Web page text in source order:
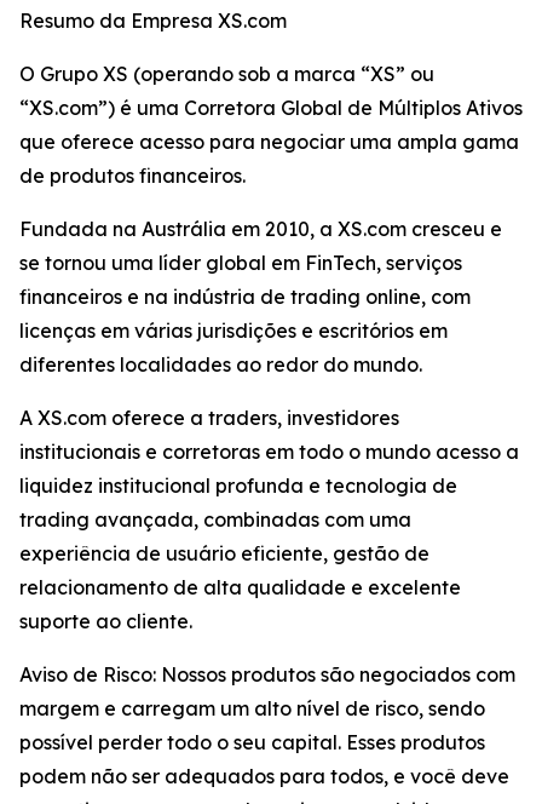
Resumo da Empresa XS.com
O Grupo XS (operando sob a marca “XS” ou
“XS.com”) é uma Corretora Global de Múltiplos Ativos
que oferece acesso para negociar uma ampla gama
de produtos financeiros.
Fundada na Austrália em 2010, a XS.com cresceu e
se tornou uma líder global em FinTech, serviços
financeiros e na indústria de trading online, com
licenças em várias jurisdições e escritórios em
diferentes localidades ao redor do mundo.
A XS.com oferece a traders, investidores
institucionais e corretoras em todo o mundo acesso a
liquidez institucional profunda e tecnologia de
trading avançada, combinadas com uma
experiência de usuário eficiente, gestão de
relacionamento de alta qualidade e excelente
suporte ao cliente.
Aviso de Risco: Nossos produtos são negociados com
margem e carregam um alto nível de risco, sendo
possível perder todo o seu capital. Esses produtos
podem não ser adequados para todos, e você deve